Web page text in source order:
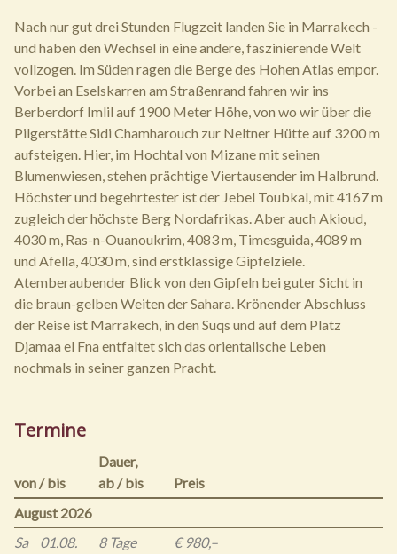
Nach nur gut drei Stunden Flugzeit landen Sie in Marrakech -
und haben den Wechsel in eine andere, faszinierende Welt
vollzogen. Im Süden ragen die Berge des Hohen Atlas empor.
Vorbei an Eselskarren am Straßenrand fahren wir ins
Berberdorf Imlil auf 1900 Meter Höhe, von wo wir über die
Pilgerstätte Sidi Chamharouch zur Neltner Hütte auf 3200 m
aufsteigen. Hier, im Hochtal von Mizane mit seinen
Blumenwiesen, stehen prächtige Viertausender im Halbrund.
Höchster und begehrtester ist der Jebel Toubkal, mit 4167 m
zugleich der höchste Berg Nordafrikas. Aber auch Akioud,
4030 m, Ras-n-Ouanoukrim, 4083 m, Timesguida, 4089 m
und Afella, 4030 m, sind erstklassige Gipfelziele.
Atemberaubender Blick von den Gipfeln bei guter Sicht in
die braun-gelben Weiten der Sahara. Krönender Abschluss
der Reise ist Marrakech, in den Suqs und auf dem Platz
Djamaa el Fna entfaltet sich das orientalische Leben
nochmals in seiner ganzen Pracht.
Termine
von / bis
Dauer,
ab / bis
Preis
August 2026
Sa
01.08.
8 Tage
€ 980,–